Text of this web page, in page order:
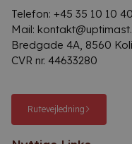
Telefon: +45 35 10 10 40
Mail:
Bredgade 4A, 8560
CVR nr. 44633280
Rutevejledning